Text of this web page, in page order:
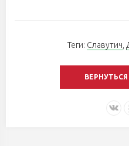
Теги: Славутич